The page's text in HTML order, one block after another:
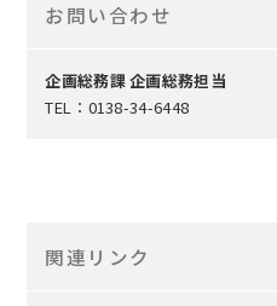
お問い合わせ
企画総務課 企画総務担当
TEL：0138-34-6448
関連リンク